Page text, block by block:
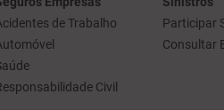
de Trabalho
Civil
Participar
Consultar